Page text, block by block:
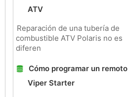
ATV
Reparación de una tubería de
combustible ATV Polaris no es
diferen
Cómo programar un remoto
Viper Starter